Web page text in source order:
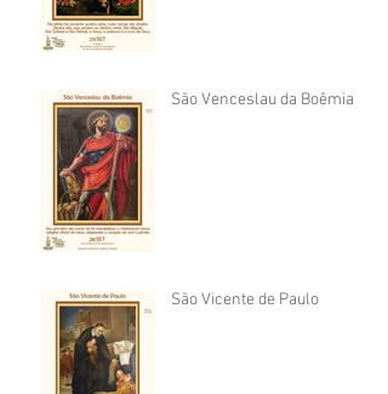
São Venceslau da Boêmia
São Vicente de Paulo